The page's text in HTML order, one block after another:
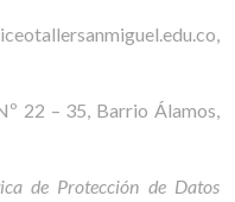
22 – 35, Barrio Álamos,
de Protección de Datos